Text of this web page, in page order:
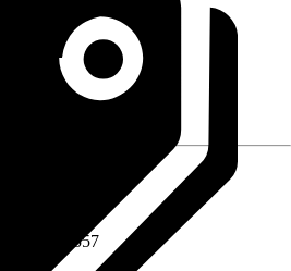
588529557